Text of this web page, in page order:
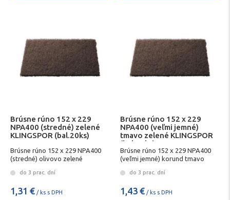
Brúsne rúno 152 x 229
NPA400 (stredné) zelené
KLINGSPOR (bal.20ks)
Brúsne rúno 152 x 229 NPA400
(stredné) olivovo zelené
do 3 prac. dní
1,31 € / ks s DPH
Brúsne rúno 152 x 229
NPA400 (veľmi jemné)
tmavo zelené KLINGSPOR
(bal.20ks)
Brúsne rúno 152 x 229 NPA400
(veľmi jemné) korund tmavo
do 3 prac. dní
1,43 € / ks s DPH